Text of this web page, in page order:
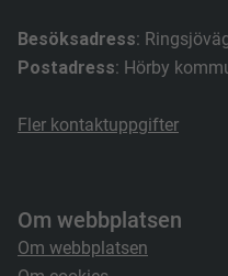
Besöksadress:
Postadress: Hörby
Fler kontaktuppgifter
Om webbplatsen
Om webbplatsen